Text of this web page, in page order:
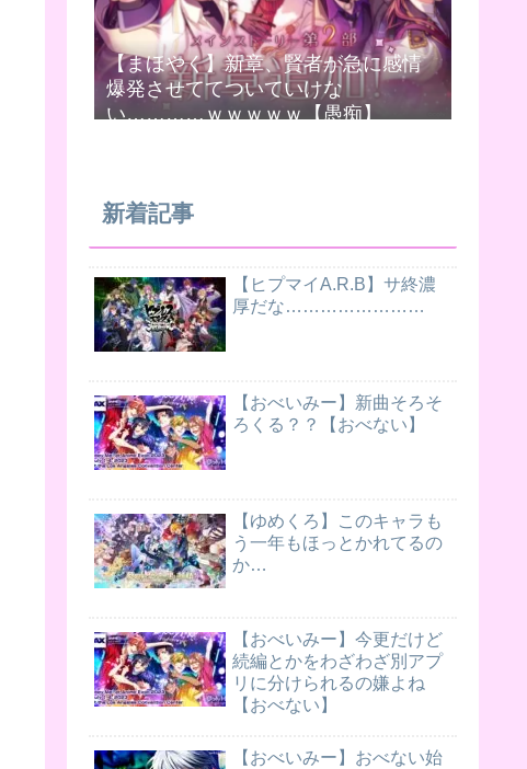
【まほやく】新章、賢者が急に感情
爆発させててついていけな
い…………ｗｗｗｗｗ【愚痴】
新着記事
【ヒプマイA.R.B】サ終濃
厚だな……………………
【おべいみー】新曲そろそ
ろくる？？【おべない】
【ゆめくろ】このキャラも
う一年もほっとかれてるの
か…
【おべいみー】今更だけど
続編とかをわざわざ別アプ
リに分けられるの嫌よね
【おべない】
【おべいみー】おべない始